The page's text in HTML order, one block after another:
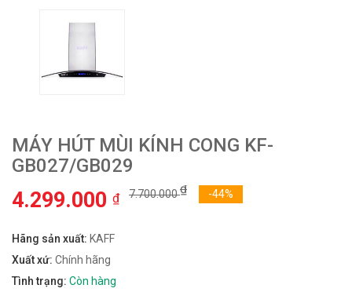
MÁY HÚT MÙI KÍNH CONG KF-
GB027/GB029
4.299.000 ₫ 7.700.000₫ -44%
Hãng sản xuất: KAFF
Xuất xứ: Chính hãng
Tình trạng: Còn hàng